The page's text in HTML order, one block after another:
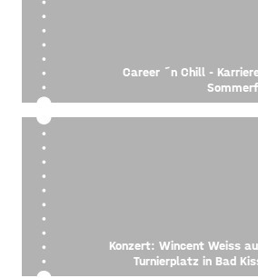
Career ´n Chill -
Konzert: Wincent Weiss
Turnierplatz in Bad